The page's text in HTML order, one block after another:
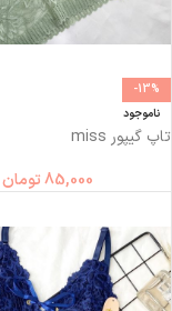
-13%
ناموجود
تاپ گیپور miss
85,000تومان